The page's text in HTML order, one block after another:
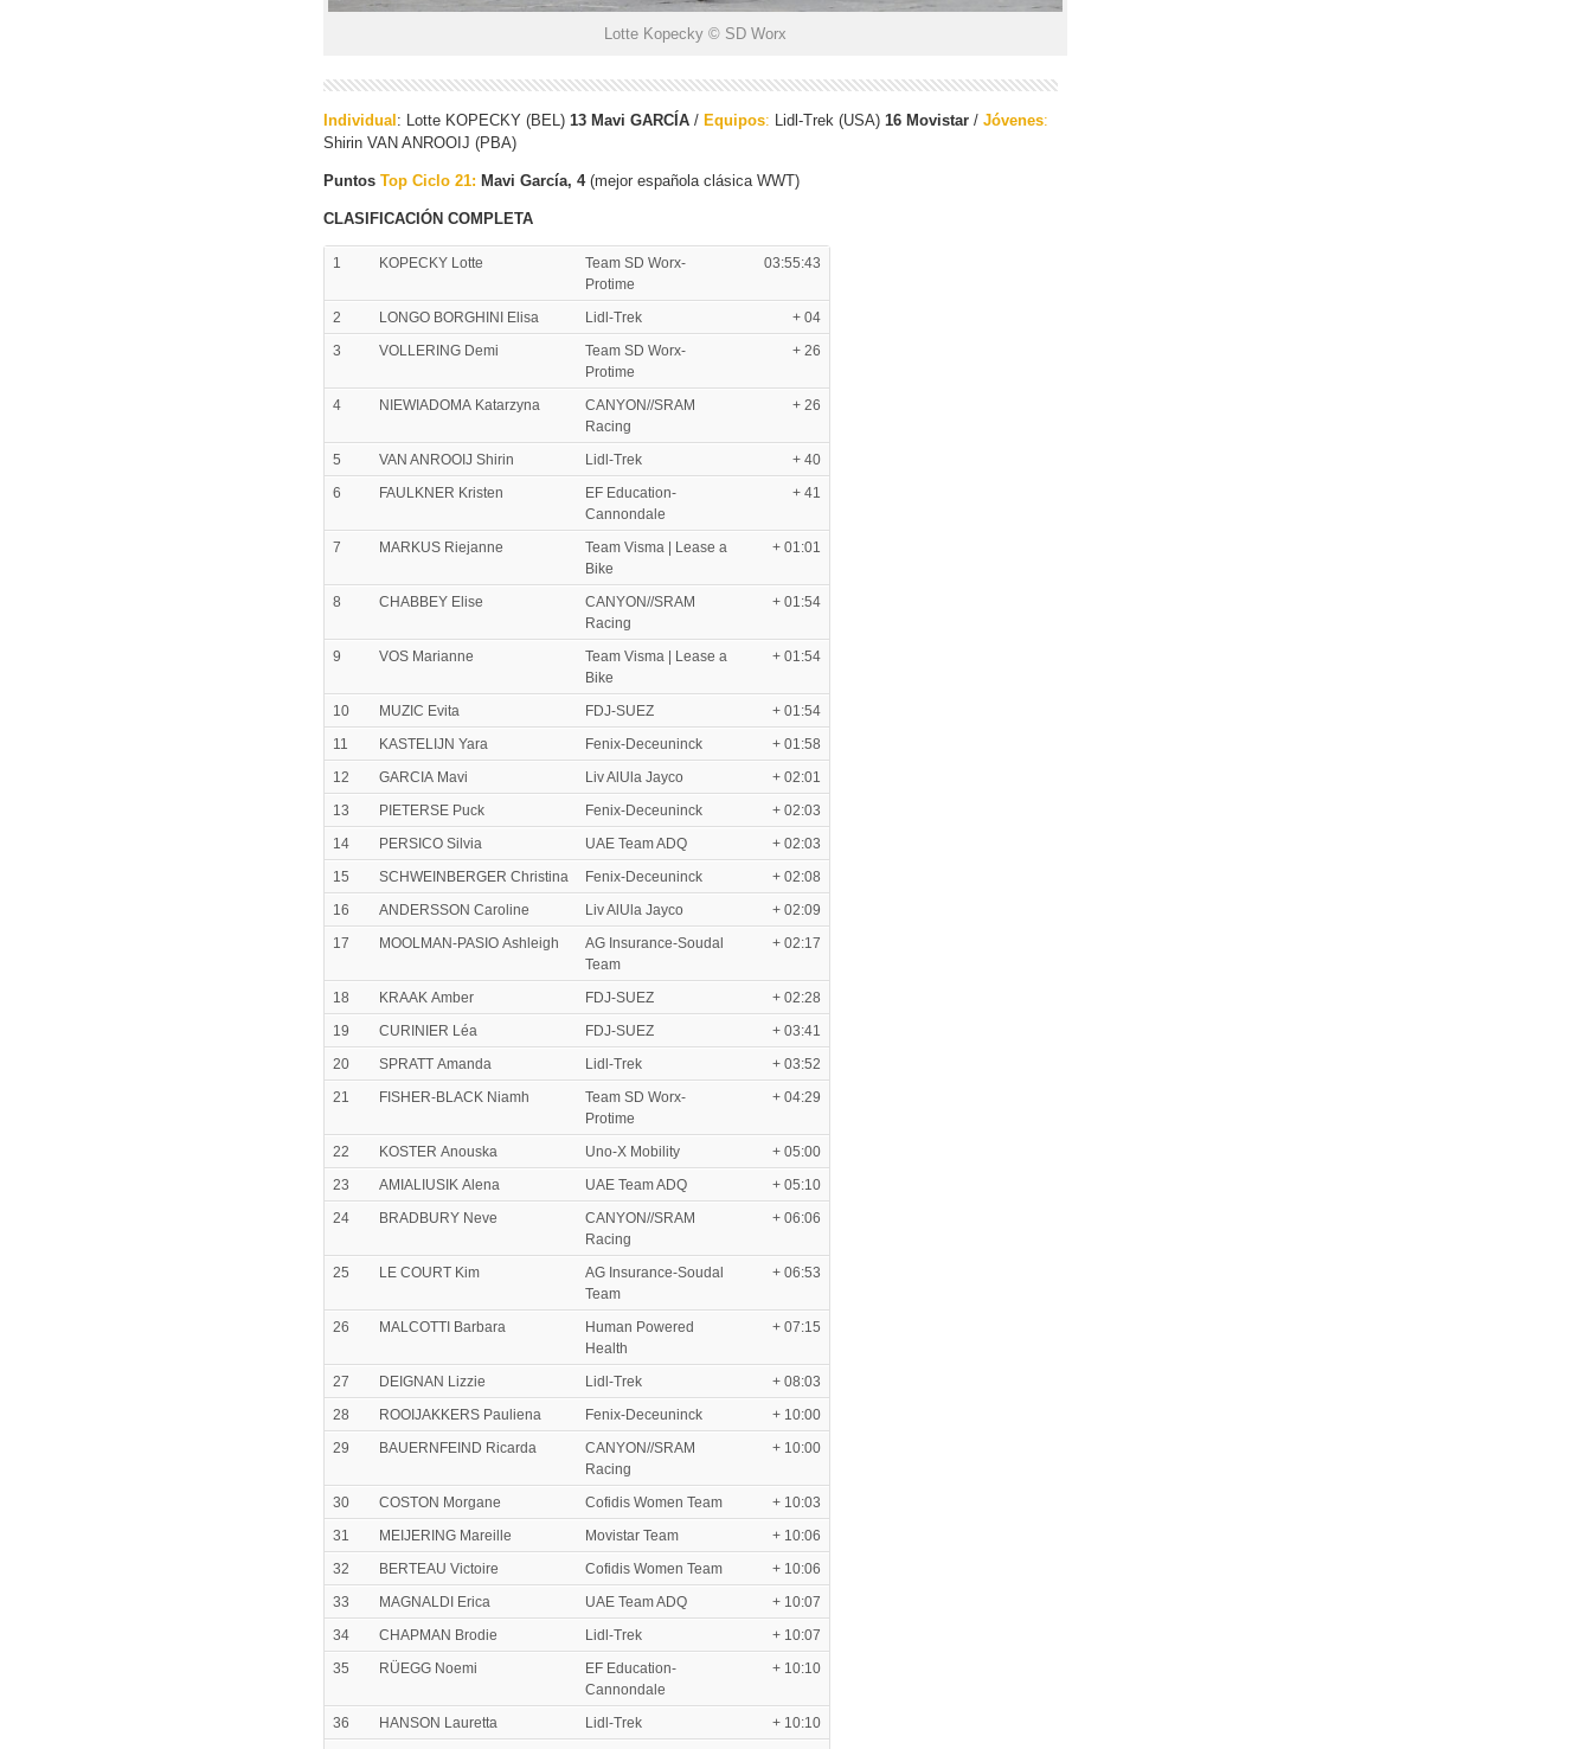
Lotte Kopecky © SD Worx
Individual : Lotte KOPECKY (BEL) 13 Mavi GARCÍA / Equipos: Lidl-Trek (USA) 16 Movistar / Jóvenes:
Shirin VAN ANROOIJ (PBA)
Puntos Top Ciclo 21: Mavi García, 4(mejor española clásica WWT)
CLASIFICACIÓN COMPLETA
1 KOPECKY Lotte
Team SD Worx-
Protime
03:55:43
2 LONGO BORGHINI Elisa Lidl-Trek
+ 04
3
VOLLERING Demi
Team SD Worx-
Protime
+ 26
4 NIEWIADOMA Katarzyna
CANYON//SRAM
Racing
+ 26
5 VAN ANROOIJ Shirin Lidl-Trek
+ 40
6
FAULKNER Kristen
EF Education-
Cannondale
+ 41
7 MARKUS Riejanne
Team Visma | Lease a
Bike
+ 01:01
8 CHABBEY Elise
CANYON//SRAM
Racing
+ 01:54
9 VOS Marianne
Team Visma | Lease a
Bike
+ 01:54
10 MUZIC Evita FDJ-SUEZ
+ 01:54
11
KASTELIJN Yara Fenix-Deceuninck
+ 01:58
12
GARCIA Mavi Liv AlUla Jayco
+ 02:01
13
PIETERSE Puck Fenix-Deceuninck
+ 02:03
14
PERSICO Silvia UAE Team ADQ
+ 02:03
15
SCHWEINBERGER Christina Fenix-Deceuninck
+ 02:08
16
ANDERSSON Caroline Liv AlUla Jayco
+ 02:09
17
MOOLMAN-PASIO Ashleigh
AG Insurance-Soudal
Team
+ 02:17
18 KRAAK Amber FDJ-SUEZ
+ 02:28
19
CURINIER Léa FDJ-SUEZ
+ 03:41
20
SPRATT Amanda Lidl-Trek
+ 03:52
21
FISHER-BLACK Niamh
Team SD Worx-
Protime
+ 04:29
22 KOSTER Anouska Uno-X Mobility
+ 05:00
23
AMIALIUSIK Alena UAE Team ADQ
+ 05:10
24
BRADBURY Neve
CANYON//SRAM
Racing
+ 06:06
25 LE COURT Kim
AG Insurance-Soudal
Team
+ 06:53
26 MALCOTTI Barbara
Human Powered
Health
+ 07:15
27 DEIGNAN Lizzie Lidl-Trek
+ 08:03
28
ROOIJAKKERS Pauliena Fenix-Deceuninck
+ 10:00
29
BAUERNFEIND Ricarda
CANYON//SRAM
Racing
+ 10:00
30 COSTON Morgane Cofidis Women Team
+ 10:03
31
MEIJERING Mareille Movistar Team
+ 10:06
32
BERTEAU Victoire Cofidis Women Team
+ 10:06
33
MAGNALDI Erica UAE Team ADQ
+ 10:07
34
CHAPMAN Brodie Lidl-Trek
+ 10:07
35
RÜEGG Noemi
EF Education-
Cannondale
+ 10:10
36 HANSON Lauretta Lidl-Trek
+ 10:10